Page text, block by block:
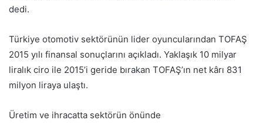
dedi.
Türkiye otomotiv sektörünün lider oyuncularından TOFAŞ
2015 yılı finansal sonuçlarını açıkladı. Yaklaşık 10 milyar
liralık ciro ile 2015’i geride bırakan TOFAŞ’ın net kârı 831
milyon liraya ulaştı.
Üretim ve ihracatta sektörün önünde